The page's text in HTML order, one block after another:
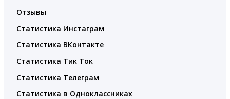
Отзывы
Статистика Инстаграм
Статистика ВКонтакте
Статистика Тик Ток
Статистика Телеграм
Статистика в Одноклассниках